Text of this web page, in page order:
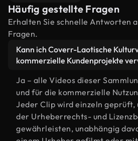
Häufig gestellte Fragen
Erhalten Sie schnelle Antworten
Fragen.
Kann ich Coverr-Laotische
kommerzielle Kundenprojekte
Ja – alle Videos dieser
und für die kommerzielle
Jeder Clip wird einzeln geprüft,
der Urheberrechts- und
gewährleisten, unabhängig